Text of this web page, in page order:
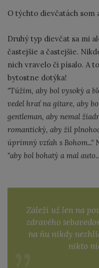
O týchto dievčatách som
Druhý typ dievčat sa mi
častejšie a častejšie.
nich vravelo či písalo. A
bytostne dotýka!
"Túžim, aby bol vysoký a
vedel hrať na gitare, aby
gentleman, aby nemal
romantický, aby žil
úprimný vzťah s Bohom..."
"aby bol bohatý a mal
Záleží už len na
zdravého
na ňu nikdy
nikto